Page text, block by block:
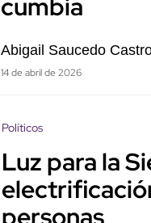
Abigail Saucedo
14 de abril de 2026
Políticos
Luz para la
personas